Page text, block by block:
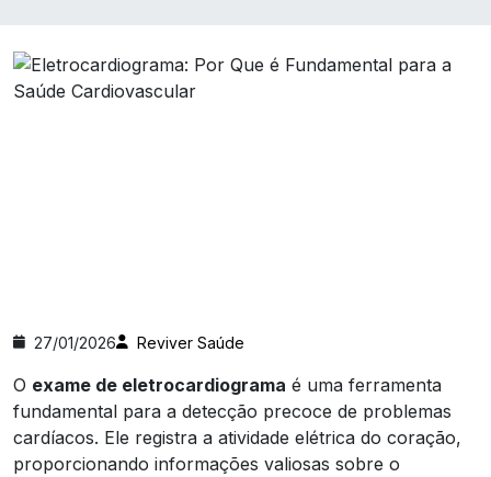
27/01/2026 Reviver Saúde
O exame de eletrocardiograma é uma ferramenta
fundamental para a detecção precoce de problemas
cardíacos. Ele registra a atividade elétrica do coração,
proporcionando informações valiosas sobre o